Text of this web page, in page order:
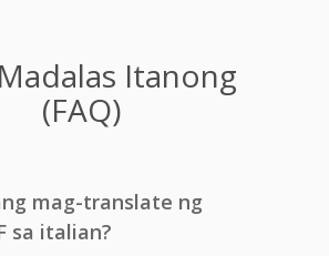
Itanong
(FAQ)
mag-translate ng
sa italian?